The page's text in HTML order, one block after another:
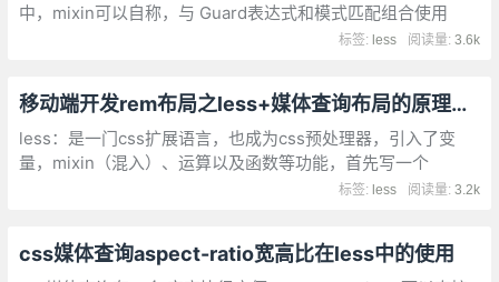
中，mixin可以自称，与 Guard表达式和模式匹配组合使用
时，这个递归mixin可以创建各种迭代/循环结构。
阅读量:3.6k
标签: less
移动端开发rem布局之less+媒体查询布局的原理步骤和心得
less：是一门css扩展语言，也成为css预处理器，引入了变
量，mixin（混入）、运算以及函数等功能，首先写一个
common.less文件，专门用于媒体查询，其中常用的屏幕大小
阅读量:3.2k
标签: less
css媒体查询aspect-ratio宽高比在less中的使用